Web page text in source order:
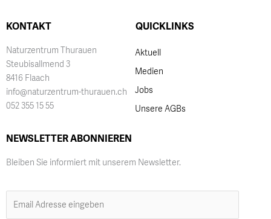
KONTAKT
Naturzentrum Thurauen
Steubisallmend 3
8416 Flaach
info@naturzentrum-thurauen.ch
052 355 15 55
QUICKLINKS
Aktuell
Medien
Jobs
Unsere AGBs
NEWSLETTER ABONNIEREN
Bleiben Sie informiert mit unserem Newsletter.